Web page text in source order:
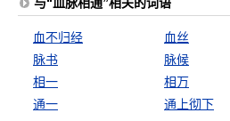
血不归经 血丝
脉书
脉候
相一
相万
通一
通上彻下